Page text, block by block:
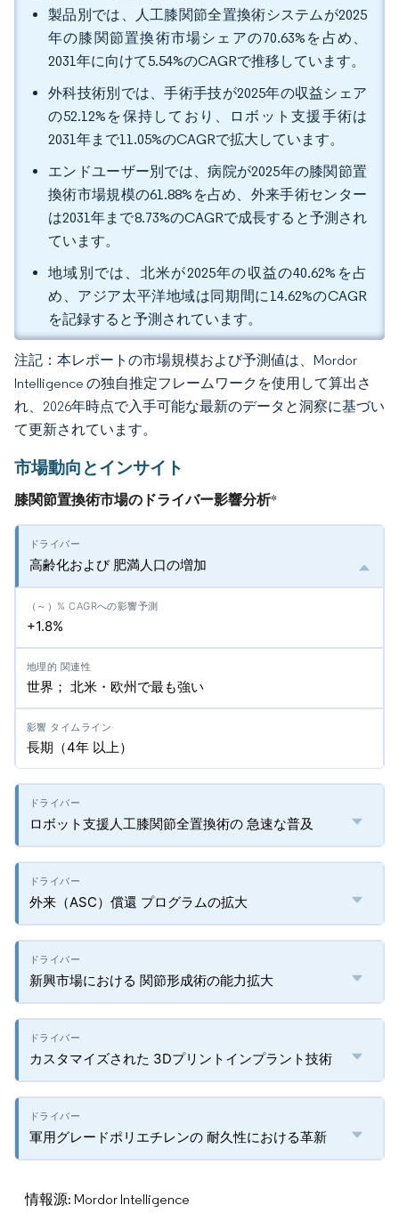
製品別では、人工膝関節全置換術システムが2025
年の膝関節置換術市場シェアの70.63%を占め、
2031年に向けて5.54%のCAGRで推移しています。
外科技術別では、手術手技が2025年の収益シェア
の52.12%を保持しており、ロボット支援手術は
2031年まで11.05%のCAGRで拡大しています。
エンドユーザー別では、病院が2025年の膝関節置
換術市場規模の61.88%を占め、外来手術センター
は2031年まで8.73%のCAGRで成長すると予測され
ています。
地域別では、北米が2025年の収益の40.62%を占
め、アジア太平洋地域は同期間に14.62%のCAGR
を記録すると予測されています。
注記：本レポートの市場規模および予測値は、Mordor
Intelligence の独自推定フレームワークを使用して算出さ
れ、2026年時点で入手可能な最新のデータと洞察に基づい
て更新されています。
市場動向とインサイト
膝関節置換術市場のドライバー影響分析*
高齢化および 肥満人口の増加
+1.8%
世界； 北米・欧州で最も強い
長期（4年 以上）
ロボット支援人工膝関節全置換術の 急速な普及
外来（ASC）償還 プログラムの拡大
新興市場における 関節形成術の能力拡大
カスタマイズされた 3Dプリントインプラント技術
軍用グレードポリエチレンの 耐久性における革新
情報源: Mordor Intelligence